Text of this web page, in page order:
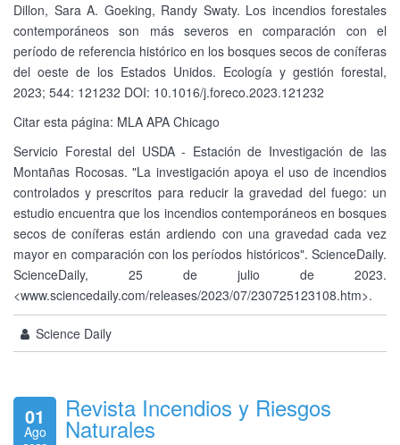
Dillon, Sara A. Goeking, Randy Swaty. Los incendios forestales
contemporáneos son más severos en comparación con el
período de referencia histórico en los bosques secos de coníferas
del oeste de los Estados Unidos. Ecología y gestión forestal,
2023; 544: 121232 DOI: 10.1016/j.foreco.2023.121232
Citar esta página: MLA APA Chicago
Servicio Forestal del USDA - Estación de Investigación de las
Montañas Rocosas. "La investigación apoya el uso de incendios
controlados y prescritos para reducir la gravedad del fuego: un
estudio encuentra que los incendios contemporáneos en bosques
secos de coníferas están ardiendo con una gravedad cada vez
mayor en comparación con los períodos históricos". ScienceDaily.
ScienceDaily, 25 de julio de 2023.
<www.sciencedaily.com/releases/2023/07/230725123108.htm>.
Science Daily
01
Ago
Revista Incendios y Riesgos
Naturales